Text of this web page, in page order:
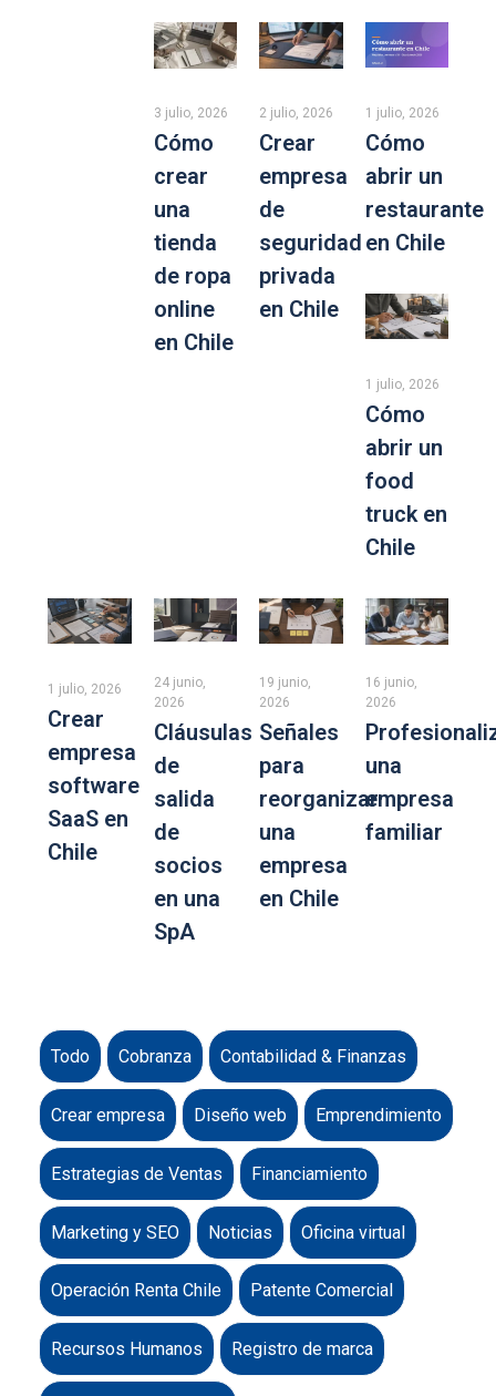
3 julio, 2026
Cómo
crear
una
tienda
de ropa
online
en Chile
2 julio, 2026
Crear
empresa
de
seguridad
privada
en Chile
1 julio, 2026
Cómo
abrir un
restaurante
en Chile
1 julio, 2026
Cómo
abrir un
food
truck en
Chile
1 julio, 2026
Crear
empresa
software
SaaS en
Chile
24 junio,
2026
Cláusulas
de
salida
de
socios
en una
SpA
19 junio,
2026
Señales
para
reorganizar
una
empresa
en Chile
16 junio,
2026
una
empresa
familiar
Todo Cobranza Contabilidad & Finanzas
Crear empresa Diseño web Emprendimiento
Estrategias de Ventas Financiamiento
Marketing y SEO Noticias Oficina virtual
Operación Renta Chile Patente Comercial
Recursos Humanos Registro de marca